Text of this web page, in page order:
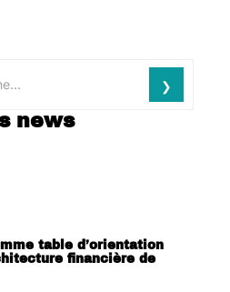
news
table d’orientation
financière de